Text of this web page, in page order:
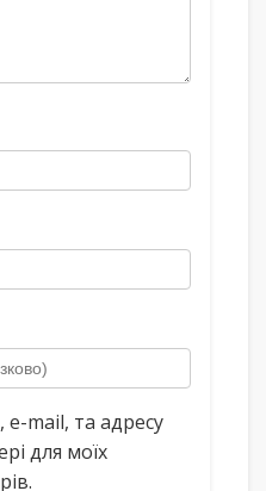
e-mail, та адресу
для моїх